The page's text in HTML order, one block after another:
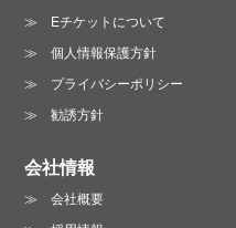
Eチケットについて
個人情報保護方針
プライバシーポリシー
勧誘方針
会社情報
会社概要